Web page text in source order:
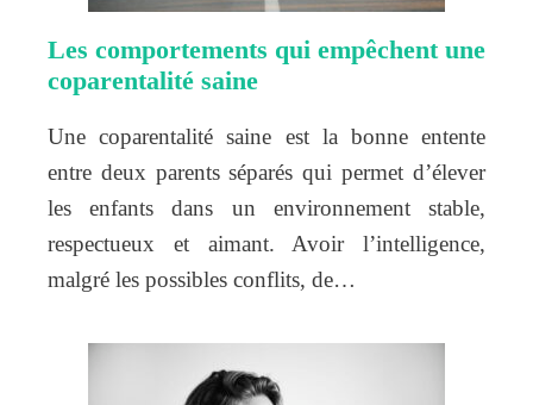
Les comportements qui empêchent une
coparentalité saine
Une coparentalité saine est la bonne entente
entre deux parents séparés qui permet d’élever
les enfants dans un environnement stable,
respectueux et aimant. Avoir l’intelligence,
malgré les possibles conflits, de…